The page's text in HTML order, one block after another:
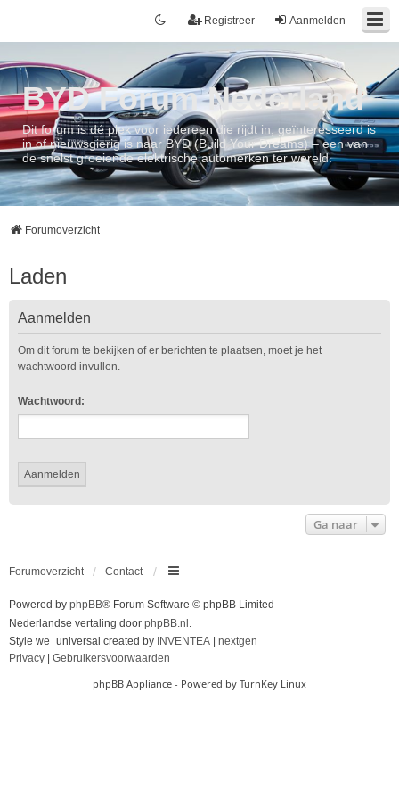
Aanmelden
Registreer
BYD Forum Nederland
Dit forum is dé plek voor iedereen die rijdt in, geïnteresseerd is
in of nieuwsgierig is naar BYD (Build Your Dreams) – een van
de snelst groeiende elektrische automerken ter wereld.
Forumoverzicht
Laden
Aanmelden
Om dit forum te bekijken of er berichten te plaatsen, moet je het
wachtwoord invullen.
Wachtwoord:
Ga naar
Forumoverzicht Contact
Powered by phpBB® Forum Software © phpBB Limited
Nederlandse vertaling door phpBB.nl .
Style we_universal created by INVENTEA
nextgen
Privacy
Gebruikersvoorwaarden
phpBB Appliance - Powered by TurnKey Linux